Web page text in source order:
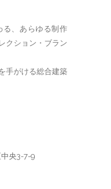
る、あらゆる制作
クション・ブラン
手がける総合建築
央3-7-9